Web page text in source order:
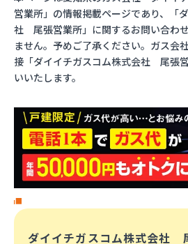
営業所」の情報掲載ページであり、「
社 尾張営業所」に関するお問い合わ
ません。予めご了承ください。ガス会
接「ダイイチガスコム株式会社 尾張
いいたします。
ダイイチガスコム株式会社